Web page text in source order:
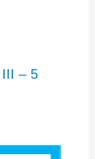
– 5